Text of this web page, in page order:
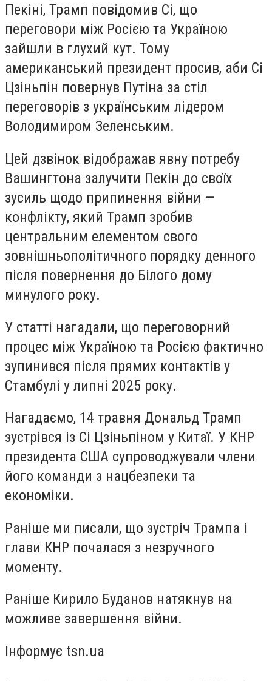
Пекіні, Трамп повідомив Сі, що
переговори між Росією та Україною
зайшли в глухий кут. Тому
американський президент просив, аби Сі
Цзіньпін повернув Путіна за стіл
переговорів з українським лідером
Володимиром Зеленським.
Цей дзвінок відображав явну потребу
Вашингтона залучити Пекін до своїх
зусиль щодо припинення війни —
конфлікту, який Трамп зробив
центральним елементом свого
зовнішньополітичного порядку денного
після повернення до Білого дому
минулого року.
У статті нагадали, що переговорний
процес між Україною та Росією фактично
зупинився після прямих контактів у
Стамбулі у липні 2025 року.
Нагадаємо, 14 травня Дональд Трамп
зустрівся із Сі Цзіньпіном у Китаї. У КНР
президента США супроводжували члени
його команди з нацбезпеки та
економіки.
Раніше ми писали, що зустріч Трампа і
глави КНР почалася з незручного
моменту.
Раніше Кирило Буданов натякнув на
можливе завершення війни.
Інформує tsn.ua